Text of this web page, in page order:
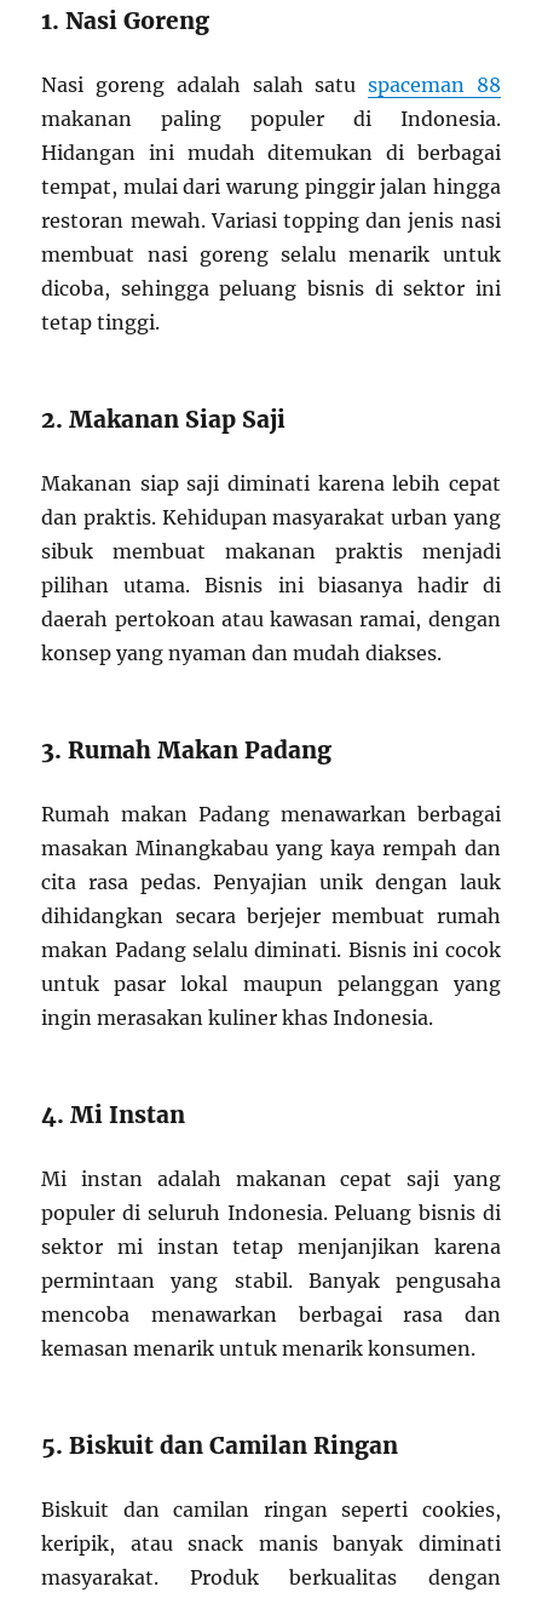
1. Nasi Goreng
Nasi goreng adalah salah satu spaceman 88
makanan paling populer di Indonesia.
Hidangan ini mudah ditemukan di berbagai
tempat, mulai dari warung pinggir jalan hingga
restoran mewah. Variasi topping dan jenis nasi
membuat nasi goreng selalu menarik untuk
dicoba, sehingga peluang bisnis di sektor ini
tetap tinggi.
2. Makanan Siap Saji
Makanan siap saji diminati karena lebih cepat
dan praktis. Kehidupan masyarakat urban yang
sibuk membuat makanan praktis menjadi
pilihan utama. Bisnis ini biasanya hadir di
daerah pertokoan atau kawasan ramai, dengan
konsep yang nyaman dan mudah diakses.
3. Rumah Makan Padang
Rumah makan Padang menawarkan berbagai
masakan Minangkabau yang kaya rempah dan
cita rasa pedas. Penyajian unik dengan lauk
dihidangkan secara berjejer membuat rumah
makan Padang selalu diminati. Bisnis ini cocok
untuk pasar lokal maupun pelanggan yang
ingin merasakan kuliner khas Indonesia.
4. Mi Instan
Mi instan adalah makanan cepat saji yang
populer di seluruh Indonesia. Peluang bisnis di
sektor mi instan tetap menjanjikan karena
permintaan yang stabil. Banyak pengusaha
mencoba menawarkan berbagai rasa dan
kemasan menarik untuk menarik konsumen.
5. Biskuit dan Camilan Ringan
Biskuit dan camilan ringan seperti cookies,
keripik, atau snack manis banyak diminati
masyarakat. Produk berkualitas dengan